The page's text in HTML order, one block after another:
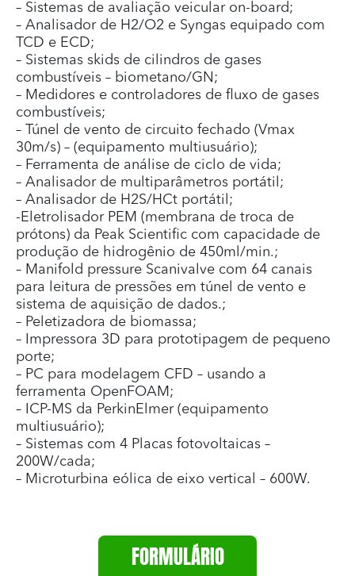
– Sistemas de avaliação veicular on-board;
– Analisador de H2/O2 e Syngas equipado com
TCD e ECD;
– Sistemas skids de cilindros de gases
combustíveis – biometano/GN;
– Medidores e controladores de fluxo de gases
combustíveis;
– Túnel de vento de circuito fechado (Vmax
30m/s) – (equipamento multiusuário);
– Ferramenta de análise de ciclo de vida;
– Analisador de multiparâmetros portátil;
– Analisador de H2S/HCt portátil;
-Eletrolisador PEM (membrana de troca de
prótons) da Peak Scientific com capacidade de
produção de hidrogênio de 450ml/min.;
– Manifold pressure Scanivalve com 64 canais
para leitura de pressões em túnel de vento e
sistema de aquisição de dados.;
– Peletizadora de biomassa;
– Impressora 3D para prototipagem de pequeno
porte;
– PC para modelagem CFD – usando a
ferramenta OpenFOAM;
– ICP-MS da PerkinElmer (equipamento
multiusuário);
– Sistemas com 4 Placas fotovoltaicas –
200W/cada;
– Microturbina eólica de eixo vertical – 600W.
FORMULÁRIO